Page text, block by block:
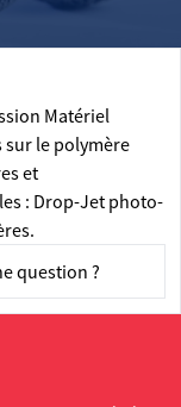
Matériel
le polymère
et
: Drop-Jet photo-
question ?